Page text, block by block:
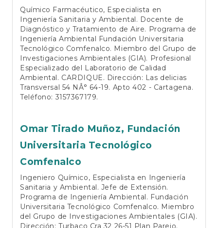
Químico Farmacéutico, Especialista en
Ingeniería Sanitaria y Ambiental. Docente de
Diagnóstico y Tratamiento de Aire. Programa de
Ingeniería Ambiental Fundación Universitaria
Tecnológico Comfenalco. Miembro del Grupo de
Investigaciones Ambientales (GIA). Profesional
Especializado del Laboratorio de Calidad
Ambiental. CARDIQUE. Dirección: Las delicias
Transversal 54 NÂ° 64-19. Apto 402 - Cartagena.
Teléfono: 3157367179.
Omar Tirado Muñoz, Fundación
Universitaria Tecnológico
Comfenalco
Ingeniero Químico, Especialista en Ingeniería
Sanitaria y Ambiental. Jefe de Extensión.
Programa de Ingeniería Ambiental. Fundación
Universitaria Tecnológico Comfenalco. Miembro
del Grupo de Investigaciones Ambientales (GIA).
Dirección: Turbaco Cra 32 26-51 Plan Parejo.